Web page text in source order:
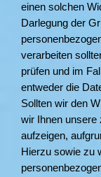
einen solchen
Darlegung der
verarbeiten
prüfen und im
entweder die
Sollten wir den
wir Ihnen unsere
aufzeigen,
Hierzu sowie zu